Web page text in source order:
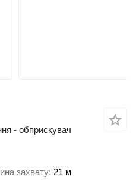
- обприскувач
захвату 21 м